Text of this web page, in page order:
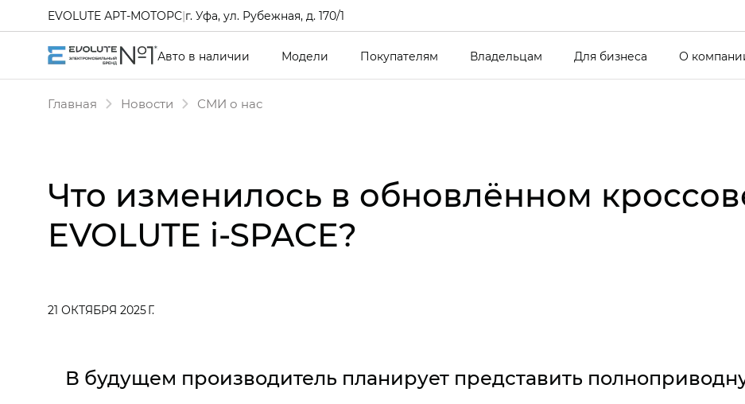
EVOLUTE АРТ-МОТОРС|г. Уфа, ул. Рубежная, д. 170/1
Авто в наличии Модели Покупателям Владельцам Для бизнеса О
Главная Новости СМИ о нас
Что изменилось в обновлённом
EVOLUTE i‑SPACE?
21 ОКТЯБРЯ 2025 Г.
В будущем производитель планирует представить